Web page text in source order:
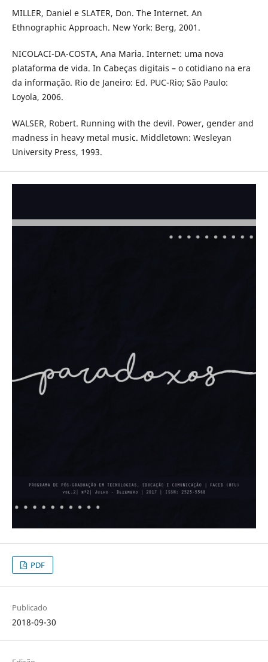
MILLER, Daniel e SLATER, Don. The Internet. An
Ethnographic Approach. New York: Berg, 2001.
NICOLACI-DA-COSTA, Ana Maria. Internet: uma nova
plataforma de vida. In Cabeças digitais – o cotidiano na era
da informação. Rio de Janeiro: Ed. PUC-Rio; São Paulo:
Loyola, 2006.
WALSER, Robert. Running with the devil. Power, gender and
madness in heavy metal music. Middletown: Wesleyan
University Press, 1993.
PDF
Publicado
2018-09-30